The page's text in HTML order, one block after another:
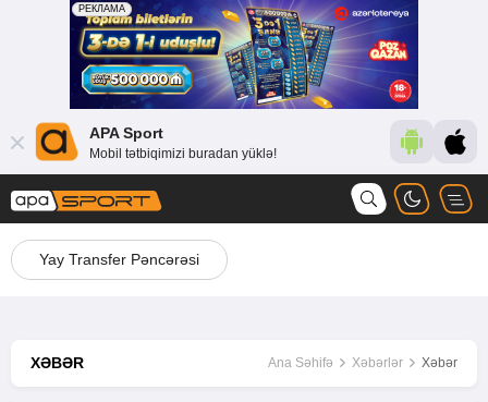
APA Sport
Mobil tətbiqimizi buradan yüklə!
Yay Transfer Pəncərəsi
XƏBƏR Ana Səhifə Xəbərlər Xəbər